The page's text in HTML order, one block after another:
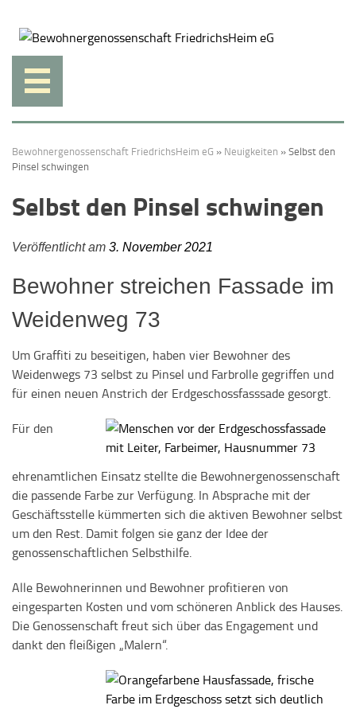
Weiter
zum
Inhalt.
Bewohnergenossenschaft FriedrichsHeim eG » Neuigkeiten »Selbst den
Pinsel schwingen
Selbst den Pinsel schwingen
Veröffentlicht am 3. November 2021
Bewohner streichen Fassade im
Weidenweg 73
Um Graffiti zu beseitigen, haben vier Bewohner des
Weidenwegs 73 selbst zu Pinsel und Farbrolle gegriffen und
für einen neuen Anstrich der Erdgeschossfasssade gesorgt.
Für den
ehrenamtlichen Einsatz stellte die Bewohnergenossenschaft
die passende Farbe zur Verfügung. In Absprache mit der
Geschäftsstelle kümmerten sich die aktiven Bewohner selbst
um den Rest. Damit folgen sie ganz der Idee der
genossenschaftlichen Selbsthilfe.
Alle Bewohnerinnen und Bewohner profitieren von
eingesparten Kosten und vom schöneren Anblick des Hauses.
Die Genossenschaft freut sich über das Engagement und
dankt den fleißigen „Malern“.